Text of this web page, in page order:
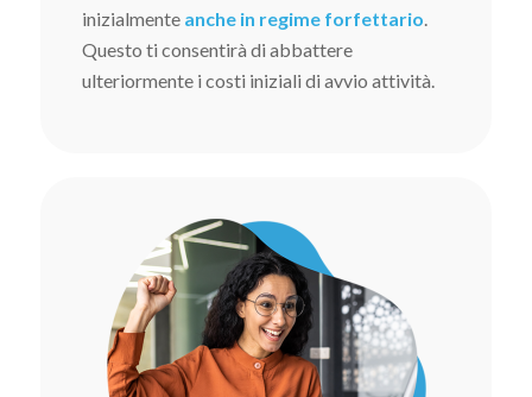
inizialmente anche in regime forfettario
Questo ti consentirà di abbattere
ulteriormente i costi iniziali di avvio attività.